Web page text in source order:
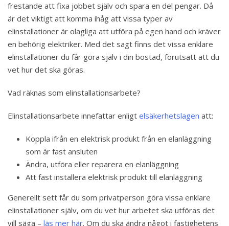
frestande att fixa jobbet själv och spara en del pengar. Då
är det viktigt att komma ihåg att vissa typer av
elinstallationer är olagliga att utföra på egen hand och kräver
en behörig elektriker. Med det sagt finns det vissa enklare
elinstallationer du får göra själv i din bostad, förutsatt att du
vet hur det ska göras.
Vad räknas som elinstallationsarbete?
Elinstallationsarbete innefattar enligt elsäkerhetslagen att:
Koppla ifrån en elektrisk produkt från en elanläggning
som är fast ansluten
Ändra, utföra eller reparera en elanläggning
Att fast installera elektrisk produkt till elanläggning
Generellt sett får du som privatperson göra vissa enklare
elinstallationer själv, om du vet hur arbetet ska utföras det
vill säga – läs mer här. Om du ska ändra något i fastighetens